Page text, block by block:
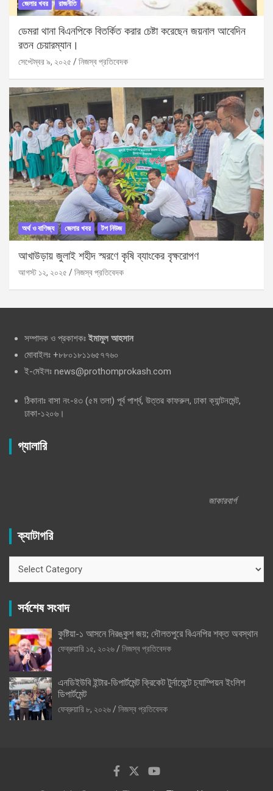
জেলার খবর রাজনীতি
ডেমরা থানা বিএনপিকে বিতর্কিত করার চেষ্টা করেছেন জয়নাল আবেদিন
রতন চেয়ারম্যান।
সেপ্টেম্বর ৯, ২০২৫ নিজস্ব প্রতিবেদক
অর্থ ও বাণিজ্য জেলার খবর টপ নিউজ
আখাউড়ায় জুলাই শহীদ স্মরণে কৃষি ব্যাংকের বৃক্ষরোপণ
আগস্ট ১২, ২০২৫ নিজস্ব প্রতিবেদক
সম্পাদক ও প্রকাশকঃ ইমামুল আহসান
মোবাইলঃ +৮৮০১৮১১৬৫৭৭৬০
ই-মেইলঃ news@prothomprokash.com
ঠিকানাঃ বাসা নং-৪৩ (৫ম তলা) পূর্ব পার্শ্ব, উত্তর কাফরুল, ঢাকা ক্যান্টনমেন্ট,
ঢাকা-১২০৬।
গ্যালারি
জাকারবার্গ
ক্যাটাগরি
সর্বশেষ সংবাদ
কুষ্টিয়া-১ আসনে নিরঙ্কুশ জয়; দৌলতপুরে বিএনপির শক্ত অবস্থান
ফেব্রুয়ারি ১৫, ২০২৬
নিজস্ব প্রতিবেদক
এনডিইউবি ইন্টার-ডিপার্টমেন্ট ক্রিকেট টুর্নামেন্টে চ্যাম্পিয়ন ইংলিশ
ডিপার্টমেন্ট
ফেব্রুয়ারি ৮, ২০২৬
নিজস্ব প্রতিবেদক